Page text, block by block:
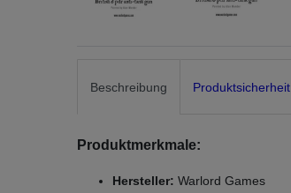
Beschreibung Produktsicherheit
Produktmerkmale:
Hersteller: Warlord Games